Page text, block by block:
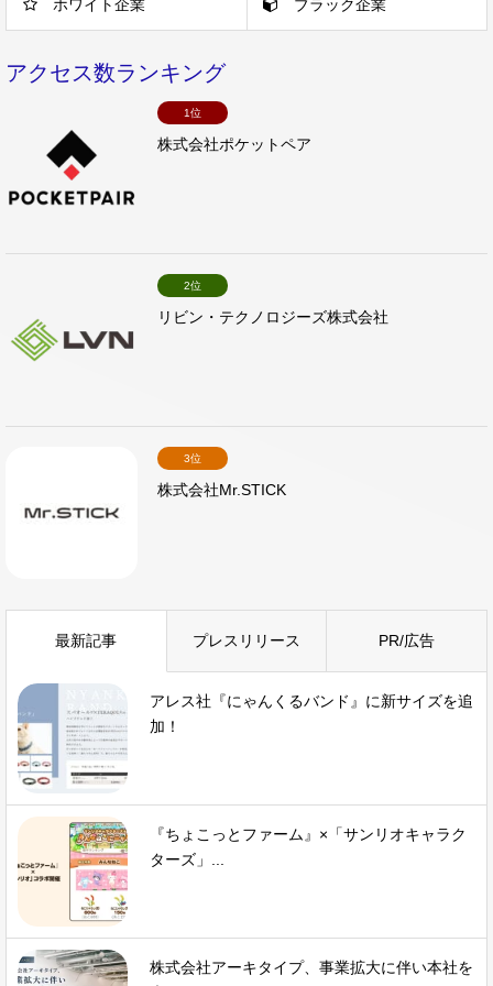
ホワイト企業 ブラック企業
アクセス数ランキング
1位
株式会社ポケットペア
2位
リビン・テクノロジーズ株式会社
3位
株式会社Mr.STICK
最新記事 プレスリリース PR/広告
アレス社『にゃんくるバンド』に新サイズを追
加！
『ちょこっとファーム』×「サンリオキャラク
ターズ」...
株式会社アーキタイプ、事業拡大に伴い本社を